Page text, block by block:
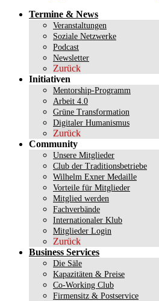
Termine & News
Veranstaltungen
Soziale Netzwerke
Podcast
Newsletter
Zurück
Initiativen
Mentorship-Programm
Arbeit 4.0
Grüne Transformation
Digitaler Humanismus
Zurück
Community
Unsere Mitglieder
Club der Traditionsbetriebe
Wilhelm Exner Medaille
Vorteile für Mitglieder
Mitglied werden
Fachverbände
Internationaler Klub
Mitglieder Login
Zurück
Business Services
Die Säle
Kapazitäten & Preise
Co-Working Club
Firmensitz & Postservice